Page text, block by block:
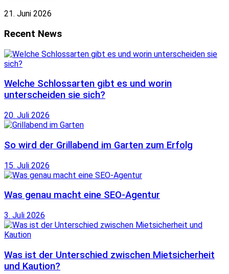
21. Juni 2026
Recent News
Welche Schlossarten gibt es und worin
unterscheiden sie sich?
20. Juli 2026
So wird der Grillabend im Garten zum Erfolg
15. Juli 2026
Was genau macht eine SEO-Agentur
3. Juli 2026
Was ist der Unterschied zwischen Mietsicherheit
und Kaution?